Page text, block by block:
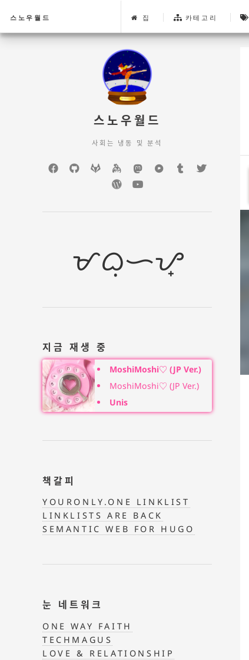
스노우월드 집 카테고리
스노우월드
사회는 냉동 및 분석
Facebook
GitHubGitLab keybasemastodonPixelfedTumblr
WordPress
ᜋᜊᜓᜑᜌ᜔
지금 재생 중
MoshiMoshi♡ (JP Ver.)
MoshiMoshi♡ (JP Ver.)
Unis
책갈피
YOURONLY.ONE LINKLIST
LINKLISTS ARE BACK
SEMANTIC WEB FOR HUGO
눈 네트워크
ONE WAY FAITH
TECHMAGUS
LOVE & RELATIONSHIP